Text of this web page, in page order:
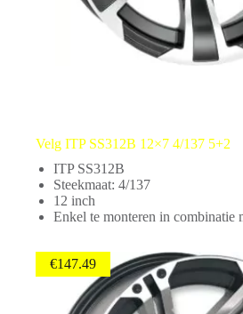
Velg ITP SS312B 12×7 4/137 5+2
ITP SS312B
Steekmaat: 4/137
12 inch
Enkel te monteren in combinatie
€147.49